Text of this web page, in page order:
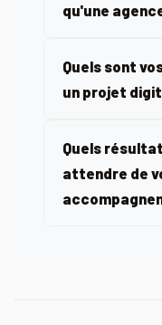
qu'une
Quels sont
un projet
Quels
attendre de